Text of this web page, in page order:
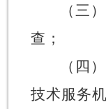
（三
查；
（四
技术服务